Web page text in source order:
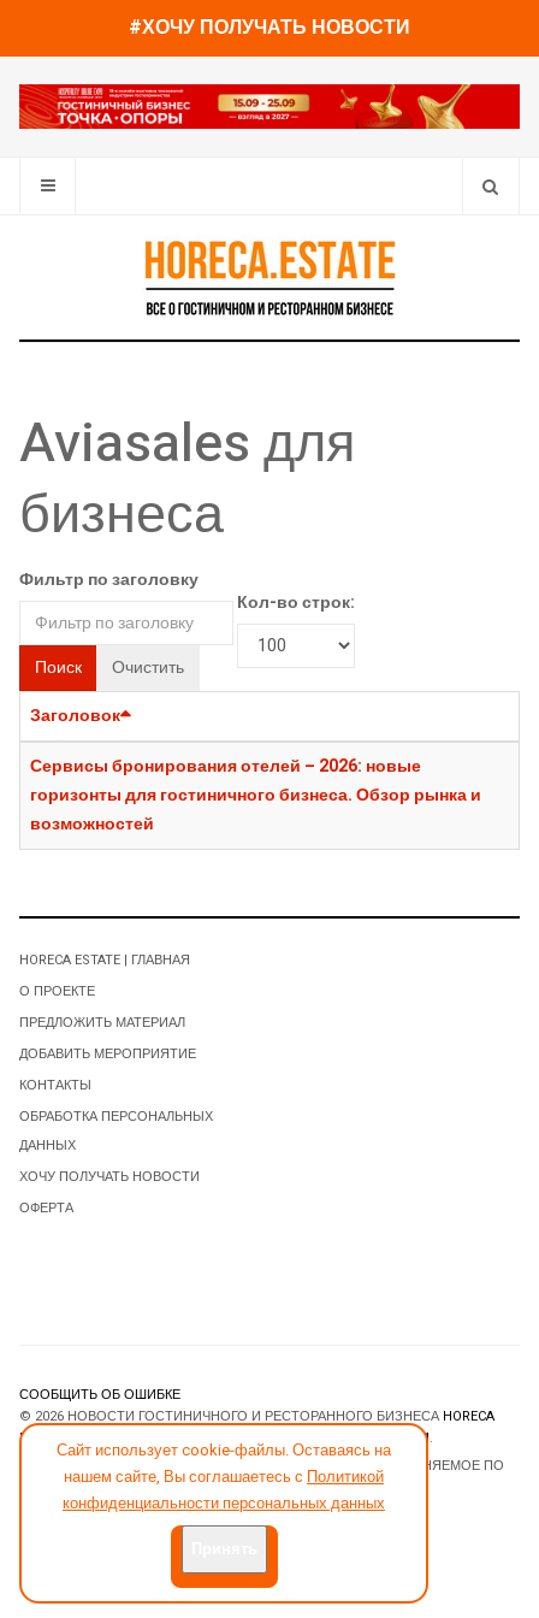
#ХОЧУ ПОЛУЧАТЬ НОВОСТИ
Aviasales для
бизнеса
Фильтр по заголовку
Поиск Очистить
Кол-во строк:
Заголовок
Сервисы бронирования отелей – 2026: новые
горизонты для гостиничного бизнеса. Обзор рынка и
возможностей
Сайт использует cookie-файлы. Оставаясь на
нашем сайте, Вы соглашаетесь с Политикой
конфиденциальности персональных данных
HORECA ESTATE | ГЛАВНАЯ
О ПРОЕКТЕ
ПРЕДЛОЖИТЬ МАТЕРИАЛ
ДОБАВИТЬ МЕРОПРИЯТИЕ
КОНТАКТЫ
ОБРАБОТКА ПЕРСОНАЛЬНЫХ
ДАННЫХ
ХОЧУ ПОЛУЧАТЬ НОВОСТИ
ОФЕРТА
СООБЩИТЬ ОБ ОШИБКЕ
© 2026 НОВОСТИ ГОСТИНИЧНОГО И РЕСТОРАННОГО БИЗНЕСА HORECA
ESTATE
JOOMLART.COM.
- ПРОГРАММНОЕ ОБЕСПЕЧЕНИЕ, РАСПРОСТРАНЯЕМОЕ ПО
ЛИЦЕНЗИИGNU GENERAL PUBLIC LICENSE